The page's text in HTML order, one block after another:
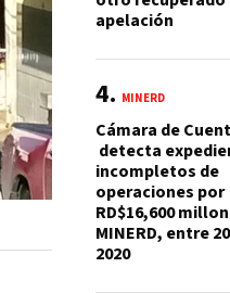
apelación
MINERD
Cámara de
detecta
incompletos de
operaciones por
RD$16,600
MINERD, entre
2020